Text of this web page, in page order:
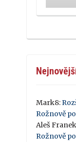
Mark8:
Rožnově
Aleš Franek
Rožnově